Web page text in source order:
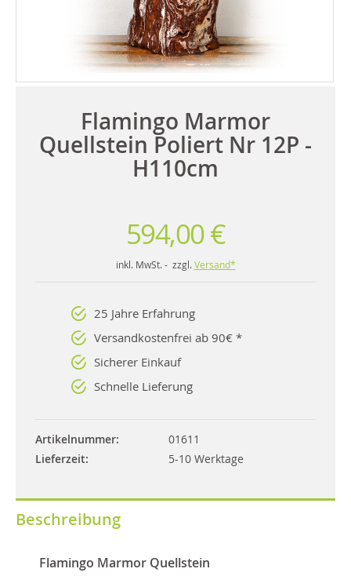
Flamingo Marmor
Quellstein Poliert Nr 12P -
H110cm
594,00 €
inkl. MwSt. - zzgl. Versand*
25 Jahre Erfahrung
Versandkostenfrei ab 90€ *
Sicherer Einkauf
Schnelle Lieferung
Artikelnummer
01611
Lieferzeit
5-10 Werktage
Beschreibung
Flamingo Marmor Quellstein